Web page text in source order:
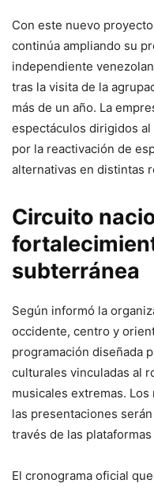
Con este nuevo
continúa ampliando su
independiente
tras la visita de la
más de un año. La
espectáculos dirigidos
por la reactivación de
alternativas en distintas
Circuito
subterránea
Según informó la
occidente, centro y
programación diseñada
culturales vinculadas al
musicales extremas.
las presentaciones
través de las
El cronograma oficial